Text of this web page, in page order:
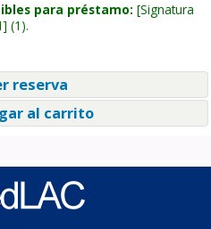
para préstamo: Signatura
(1).
reserva
al carrito